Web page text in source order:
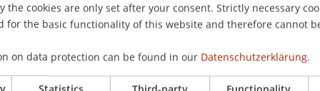
Informationsaustausch (AIA) mit EU- und anderen
der Beneficial Owner und Ausweitung der
der Rechtshilfe in fiskalischen Strafsachen.
begangener Steuerdelikte durch
the cookies are only set after your consent. Strictly necessary
for the basic functionality of this website and therefore cannot
on data protection can be found in our Datenschutzerklärung.